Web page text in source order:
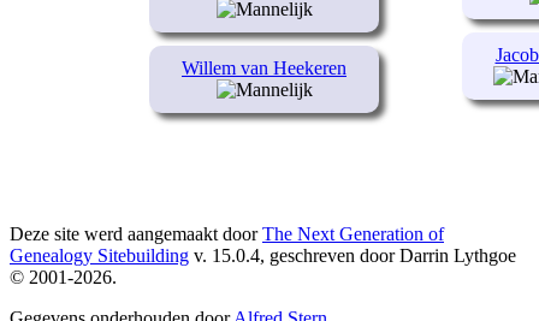
Willem van Heekeren
Deze site werd aangemaakt doorThe Next Generation of
Genealogy Sitebuilding v. 15.0.4, geschreven door Darrin Lythgoe
© 2001-2026.